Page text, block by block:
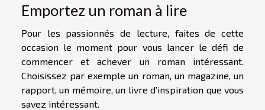
Emportez un roman à lire
Pour les passionnés de lecture, faites de cette
occasion le moment pour vous lancer le défi de
commencer et achever un roman intéressant.
Choisissez par exemple un roman, un magazine, un
rapport, un mémoire, un livre d’inspiration que vous
savez intéressant.